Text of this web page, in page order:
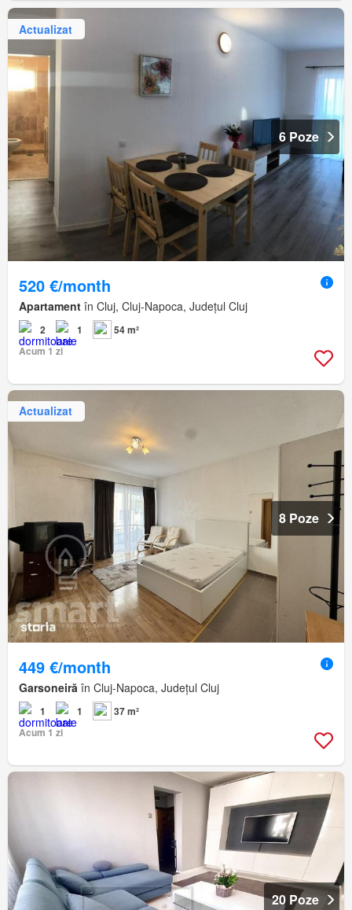
Actualizat
6 Poze
520 €/month
Apartament în Cluj, Cluj-Napoca, Județul Cluj
2 1
54 m²
Acum 1 zi
Actualizat
8 Poze
449 €/month
Garsoneiră în Cluj-Napoca, Județul Cluj
1 1
37 m²
Acum 1 zi
20 Poze